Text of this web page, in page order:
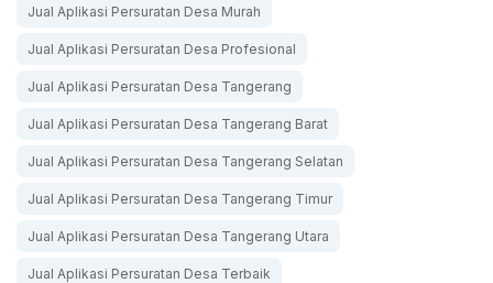
Jual Aplikasi Persuratan Desa Murah
Jual Aplikasi Persuratan Desa Profesional
Jual Aplikasi Persuratan Desa Tangerang
Jual Aplikasi Persuratan Desa Tangerang Barat
Jual Aplikasi Persuratan Desa Tangerang Selatan
Jual Aplikasi Persuratan Desa Tangerang Timur
Jual Aplikasi Persuratan Desa Tangerang Utara
Jual Aplikasi Persuratan Desa Terbaik